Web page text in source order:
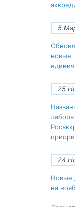
5
новые
25
24
Новые
на